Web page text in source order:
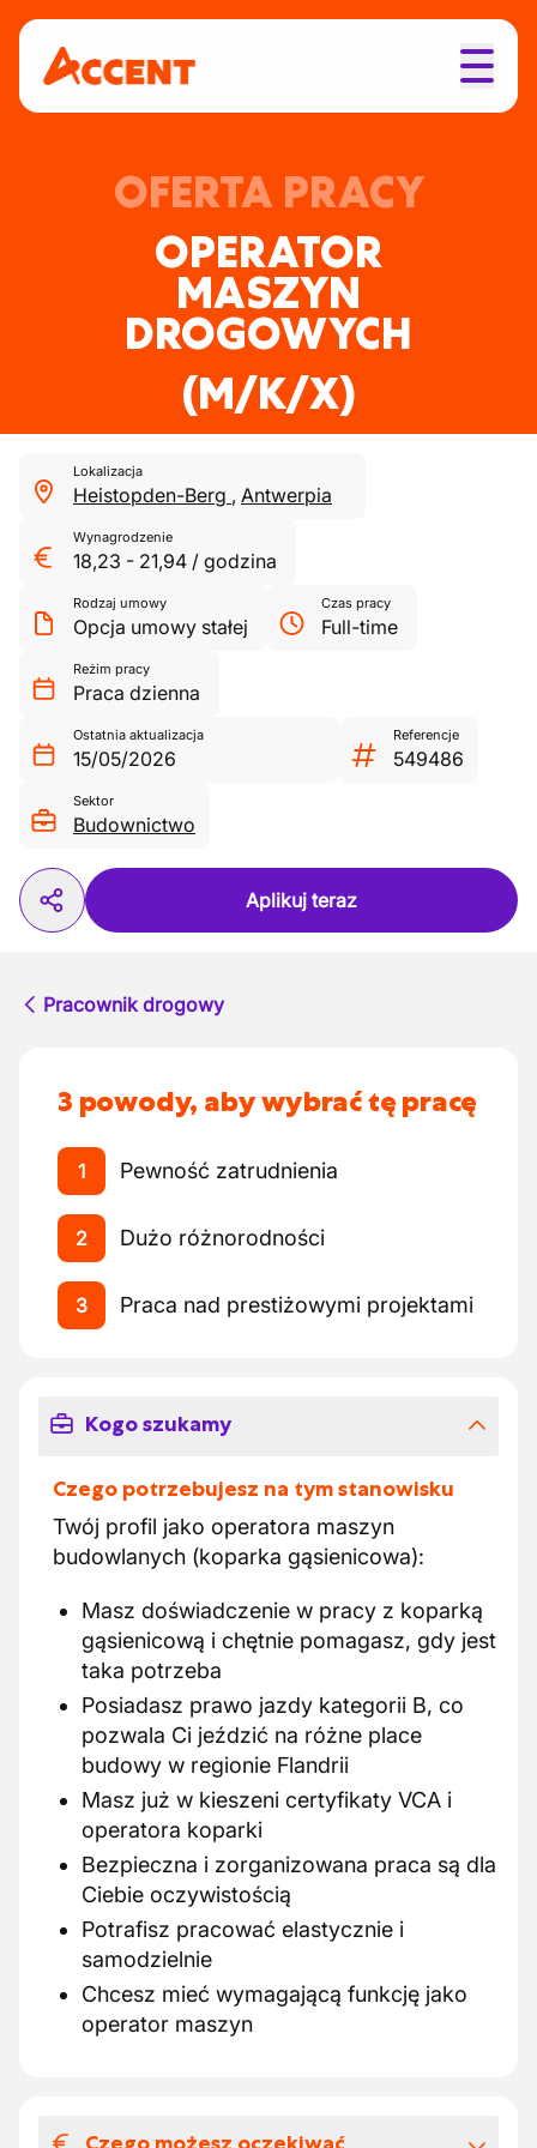
OFERTA PRACY
OPERATOR
MASZYN
DROGOWYCH
(M/K/X)
Lokalizacja
Heistopden-Berg , Antwerpia
Wynagrodzenie
18,23 - 21,94 / godzina
Rodzaj umowy
Opcja umowy stałej
Czas pracy
Full-time
Reżim pracy
Praca dzienna
Ostatnia aktualizacja
15/05/2026
Referencje
549486
Sektor
Budownictwo
Aplikuj teraz
Pracownik drogowy
3 powody, aby wybrać tę pracę
1 Pewność zatrudnienia
2 Dużo różnorodności
3 Praca nad prestiżowymi projektami
Kogo szukamy
Czego potrzebujesz na tym stanowisku
Twój profil jako operatora maszyn
budowlanych (koparka gąsienicowa):
Masz doświadczenie w pracy z koparką
gąsienicową i chętnie pomagasz, gdy jest
taka potrzeba
Posiadasz prawo jazdy kategorii B, co
pozwala Ci jeździć na różne place
budowy w regionie Flandrii
Masz już w kieszeni certyfikaty VCA i
operatora koparki
Bezpieczna i zorganizowana praca są dla
Ciebie oczywistością
Potrafisz pracować elastycznie i
samodzielnie
Chcesz mieć wymagającą funkcję jako
operator maszyn